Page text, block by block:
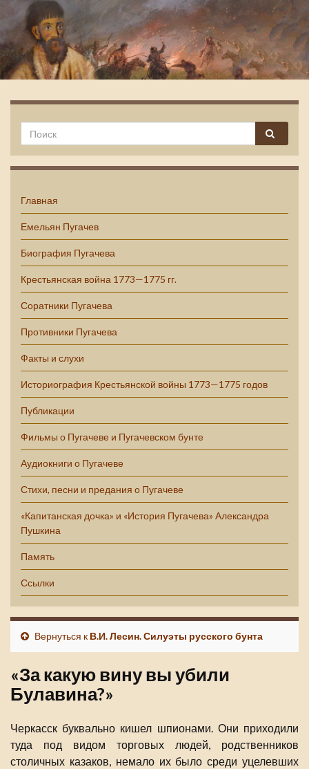
Емельян Пугачев
Главная
Емельян Пугачев
Биография Пугачева
Крестьянская война 1773—1775 гг.
Соратники Пугачева
Противники Пугачева
Факты и слухи
Историография Крестьянской войны 1773—1775 годов
Публикации
Фильмы о Пугачеве и Пугачевском бунте
Аудиокниги о Пугачеве
Стихи, песни и предания о Пугачеве
«Капитанская дочка» и «История Пугачева» Александра
Пушкина
Память
Ссылки
Вернуться к В.И. Лесин. Силуэты русского бунта
«За какую вину вы убили
Булавина?»
Черкасск буквально кишел шпионами. Они приходили
туда под видом торговых людей, родственников
столичных казаков, немало их было среди уцелевших